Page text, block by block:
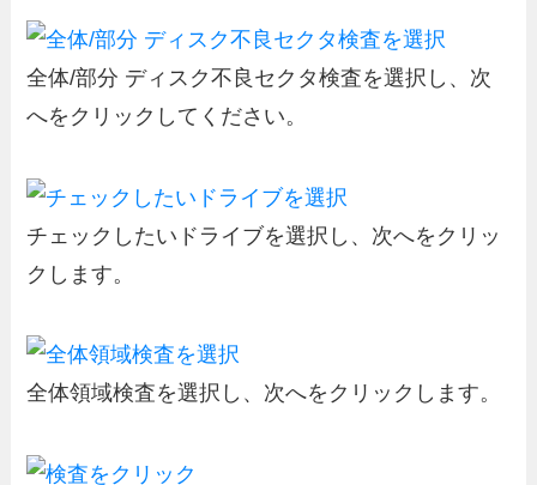
全体/部分 ディスク不良セクタ検査を選択し、次
へをクリックしてください。
チェックしたいドライブを選択し、次へをクリッ
クします。
全体領域検査を選択し、次へをクリックします。